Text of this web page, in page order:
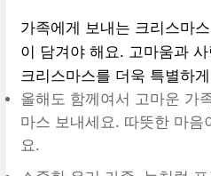
가족에게 보내는 크리스마
이 담겨야 해요. 고마움과
크리스마스를 더욱 특별하
올해도 함께여서 고마운 가
마스 보내세요. 따뜻한 마음
요.